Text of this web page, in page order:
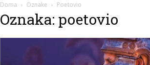
Doma Oznake Poetovio
Oznaka: poetovio